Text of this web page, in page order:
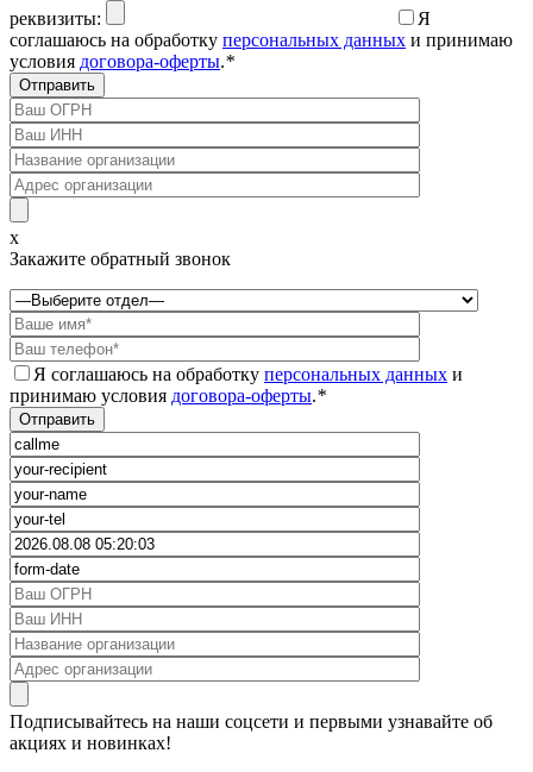
реквизиты:
Я
соглашаюсь на обработку персональных данных и принимаю
условия договора-оферты.*
x
Закажите обратный звонок
Я соглашаюсь на обработку персональных данных и
принимаю условия договора-оферты.*
Подписывайтесь на наши соцсети и первыми узнавайте об
акциях и новинках!